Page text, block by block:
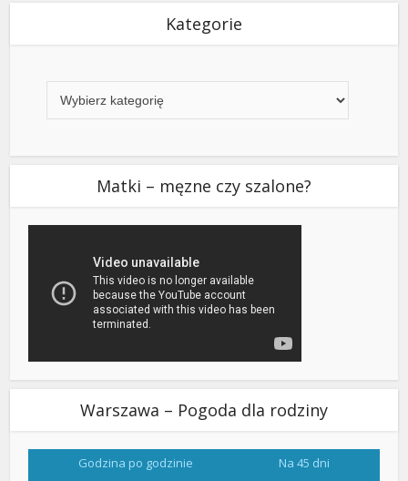
Kategorie
Matki – męzne czy szalone?
Warszawa – Pogoda dla rodziny
Godzina po godzinie Na 45 dni